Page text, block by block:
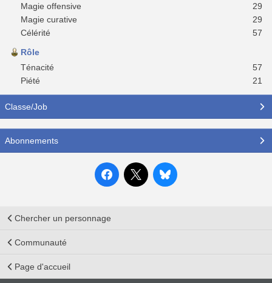
Magie offensive
29
Magie curative
29
Célérité
57
Rôle
Ténacité
57
Piété
21
Classe/Job
Abonnements
Chercher un personnage
Communauté
Page d'accueil